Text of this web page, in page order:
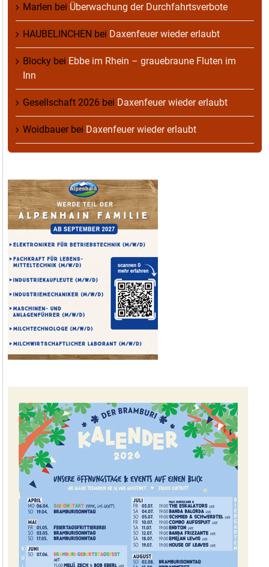
Marlen bei Überwachung der Durchfahrtsverbote
HAUBELINCHEN bei Daxenfeuer wieder erlaubt
Blocky bei Ebbe im Rhein – grauebraune Fluten im
Inn
Gesellschaft 2026 bei Daxenfeuer wieder erlaubt
Woidbauerbei Daxenfeuer wieder erlaubt